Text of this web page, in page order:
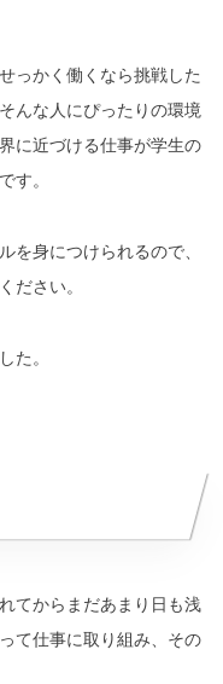
せっかく働くなら挑戦した
んな人にぴったりの環境
に近づける仕事が学生の
す。
を身につけられるので、
ださい。
た。
てからまだあまり日も浅
て仕事に取り組み、その